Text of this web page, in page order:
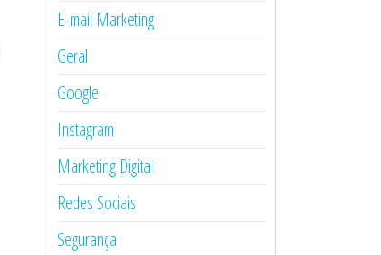
E-mail Marketing
Geral
Google
Instagram
Marketing Digital
Redes Sociais
Segurança